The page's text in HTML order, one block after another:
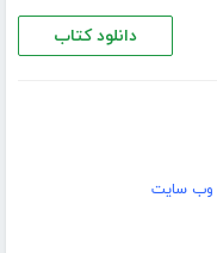
دانلود کتاب
وب سایت